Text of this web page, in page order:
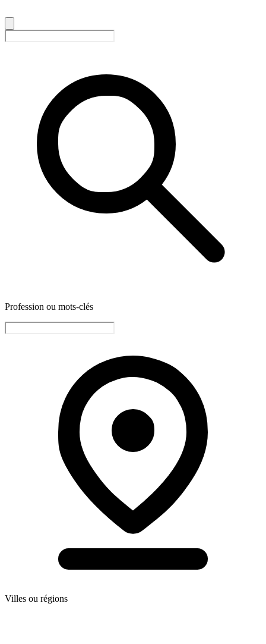
Profession ou mots-clés
Villes ou régions